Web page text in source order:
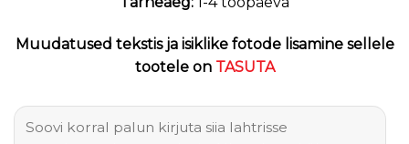
Muudatused tekstis ja isiklike fotode lisamine sellele
tootele on TASUTA